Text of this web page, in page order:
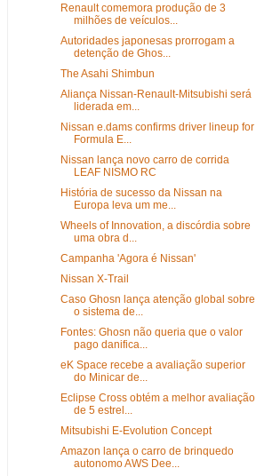
Renault comemora produção de 3
milhões de veículos...
Autoridades japonesas prorrogam a
detenção de Ghos...
The Asahi Shimbun
Aliança Nissan-Renault-Mitsubishi será
liderada em...
Nissan e.dams confirms driver lineup for
Formula E...
Nissan lança novo carro de corrida
LEAF NISMO RC
História de sucesso da Nissan na
Europa leva um me...
Wheels of Innovation, a discórdia sobre
uma obra d...
Campanha 'Agora é Nissan'
Nissan X-Trail
Caso Ghosn lança atenção global sobre
o sistema de...
Fontes: Ghosn não queria que o valor
pago danifica...
eK Space recebe a avaliação superior
do Minicar de...
Eclipse Cross obtém a melhor avaliação
de 5 estrel...
Mitsubishi E-Evolution Concept
Amazon lança o carro de brinquedo
autonomo AWS Dee...